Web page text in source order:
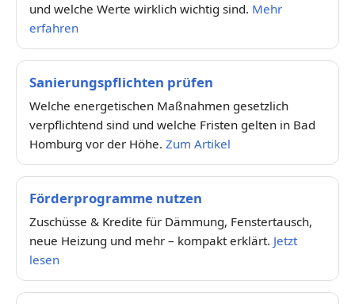
und welche Werte wirklich wichtig sind. Mehr
erfahren
Sanierungspflichten prüfen
Welche energetischen Maßnahmen gesetzlich
verpflichtend sind und welche Fristen gelten in Bad
Homburg vor der Höhe. Zum Artikel
Förderprogramme nutzen
Zuschüsse & Kredite für Dämmung, Fenstertausch,
neue Heizung und mehr – kompakt erklärt. Jetzt
lesen